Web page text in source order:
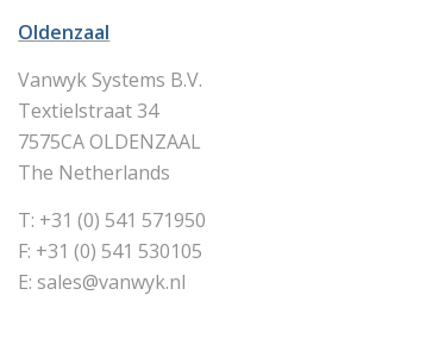
Oldenzaal
Vanwyk Systems B.V.
Textielstraat 34
7575CA OLDENZAAL
The Netherlands
T: +31 (0) 541 571950
F: +31 (0) 541 530105
E:sales@vanwyk.nl